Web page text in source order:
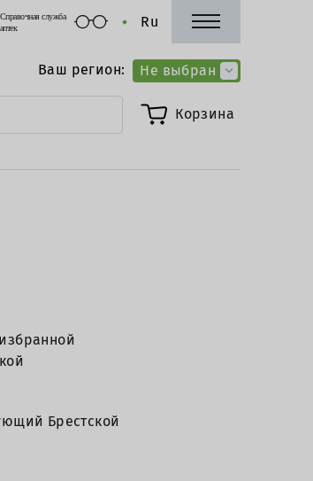
Справочная служба
аптек
Ru
Ваш регион: Не выбран
Корзина
Брестской